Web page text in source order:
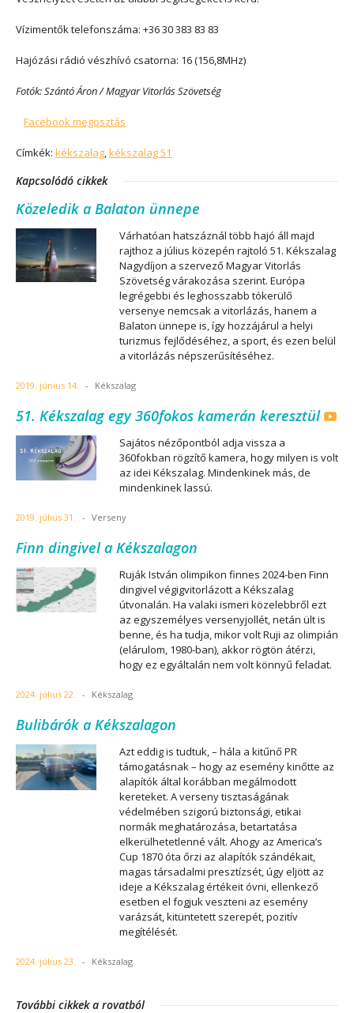
Vízimentők telefonszáma: +36 30 383 83 83
Hajózási rádió vészhívó csatorna: 16 (156,8MHz)
Fotók: Szántó Áron / Magyar Vitorlás Szövetség
Facebook megosztás
Címkék: kékszalag,kékszalag 51
Kapcsolódó cikkek
Közeledik a Balaton ünnepe
Várhatóan hatszáznál több hajó áll majd
rajthoz a július közepén rajtoló 51. Kékszalag
Nagydíjon a szervező Magyar Vitorlás
Szövetség várakozása szerint. Európa
legrégebbi és leghosszabb tókerülő
versenye nemcsak a vitorlázás, hanem a
Balaton ünnepe is, így hozzájárul a helyi
turizmus fejlődéséhez, a sport, és ezen belül
a vitorlázás népszerűsítéséhez.
2019. június 14. - Kékszalag
51. Kékszalag egy 360fokos kamerán keresztül
Sajátos nézőpontból adja vissza a
360fokban rögzítő kamera, hogy milyen is volt
az idei Kékszalag. Mindenkinek más, de
mindenkinek lassú.
2019. július 31. - Verseny
Finn dingivel a Kékszalagon
Ruják István olimpikon finnes 2024-ben Finn
dingivel végigvitorlázott a Kékszalag
útvonalán. Ha valaki ismeri közelebbről ezt
az egyszemélyes versenyjollét, netán ült is
benne, és ha tudja, mikor volt Ruji az olimpián
(elárulom, 1980-ban), akkor rögtön átérzi,
hogy ez egyáltalán nem volt könnyű feladat.
2024. július 22. - Kékszalag
Bulibárók a Kékszalagon
Azt eddig is tudtuk, – hála a kitűnő PR
támogatásnak – hogy az esemény kinőtte az
alapítók által korábban megálmodott
kereteket. A verseny tisztaságának
védelmében szigorú biztonsági, etikai
normák meghatározása, betartatása
elkerülhetetlenné vált. Ahogy az America’s
Cup 1870 óta őrzi az alapítók szándékait,
magas társadalmi presztízsét, úgy eljött az
ideje a Kékszalag értékeit óvni, ellenkező
esetben el fogjuk veszteni az esemény
varázsát, kitüntetett szerepét, pozitív
megítélését.
2024. július 23. - Kékszalag
További cikkek a rovatból